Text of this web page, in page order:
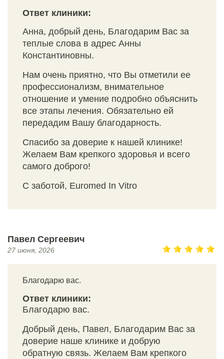
Ответ клиники:
Анна, добрый день, Благодарим Вас за
теплые слова в адрес Анны
Константиновны.
Нам очень приятно, что Вы отметили ее
профессионализм, внимательное
отношение и умение подробно объяснить
все этапы лечения. Обязательно ей
передадим Вашу благодарность.
Спасибо за доверие к нашей клинике!
Желаем Вам крепкого здоровья и всего
самого доброго!
С заботой, Euromed In Vitro
Павел Сергеевич
27 июня, 2026
Благодарю вас.
Ответ клиники:
Благодарю вас.
Добрый день, Павел, Благодарим Вас за
доверие наше клинике и добрую
обратную связь. Желаем Вам крепкого